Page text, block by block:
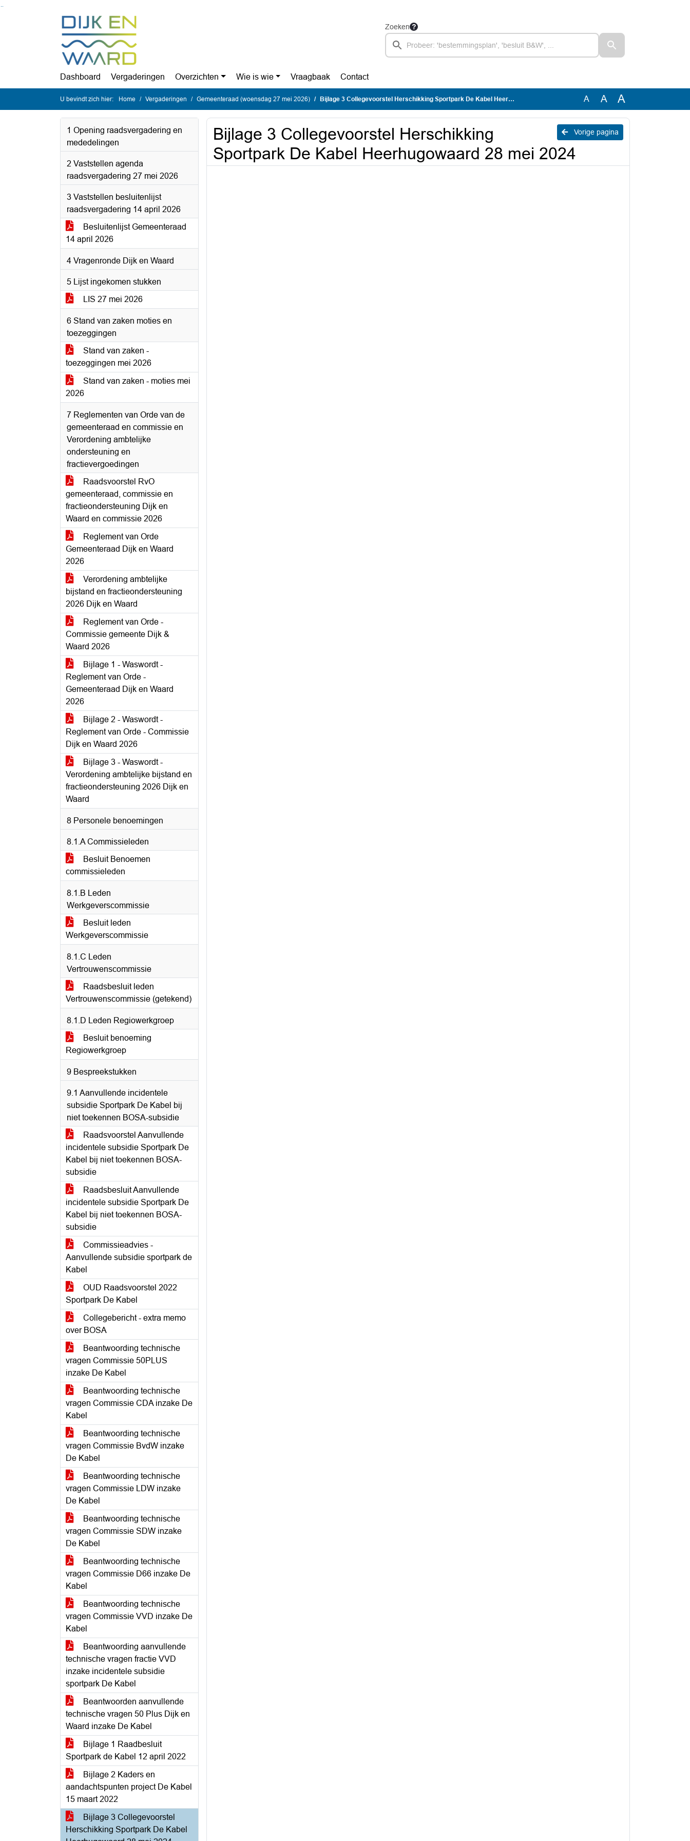
Zoeken
Dashboard Vergaderingen Overzichten Wie is wie Vraagbaak Contact
U bevindt zich hier: Home Vergaderingen Gemeenteraad (woensdag 27 mei 2026) Bijlage 3 Collegevoorstel Herschikking Sportpark De Kabel Heerhugowaard 28 mei 2024 A A A
1 Opening raadsvergadering en
mededelingen
2 Vaststellen agenda
raadsvergadering 27 mei 2026
3 Vaststellen besluitenlijst
raadsvergadering 14 april 2026
Besluitenlijst Gemeenteraad
14 april 2026
4 Vragenronde Dijk en Waard
5 Lijst ingekomen stukken
LIS 27 mei 2026
6 Stand van zaken moties en
toezeggingen
Stand van zaken -
toezeggingen mei 2026
Stand van zaken - moties mei
2026
7 Reglementen van Orde van de
gemeenteraad en commissie en
Verordening ambtelijke
ondersteuning en
fractievergoedingen
Raadsvoorstel RvO
gemeenteraad, commissie en
fractieondersteuning Dijk en
Waard en commissie 2026
Reglement van Orde
Gemeenteraad Dijk en Waard
2026
Verordening ambtelijke
bijstand en fractieondersteuning
2026 Dijk en Waard
Reglement van Orde -
Commissie gemeente Dijk &
Waard 2026
Bijlage 1 - Waswordt -
Reglement van Orde -
Gemeenteraad Dijk en Waard
2026
Bijlage 2 - Waswordt -
Reglement van Orde - Commissie
Dijk en Waard 2026
Bijlage 3 - Waswordt -
Verordening ambtelijke bijstand en
fractieondersteuning 2026 Dijk en
Waard
8 Personele benoemingen
8.1.A Commissieleden
Besluit Benoemen
commissieleden
8.1.B Leden
Werkgeverscommissie
Besluit leden
Werkgeverscommissie
8.1.C Leden
Vertrouwenscommissie
Raadsbesluit leden
Vertrouwenscommissie (getekend)
8.1.D Leden Regiowerkgroep
Besluit benoeming
Regiowerkgroep
9 Bespreekstukken
9.1 Aanvullende incidentele
subsidie Sportpark De Kabel bij
niet toekennen BOSA-subsidie
Raadsvoorstel Aanvullende
incidentele subsidie Sportpark De
Kabel bij niet toekennen BOSA-
subsidie
Raadsbesluit Aanvullende
incidentele subsidie Sportpark De
Kabel bij niet toekennen BOSA-
subsidie
Commissieadvies -
Aanvullende subsidie sportpark de
Kabel
OUD Raadsvoorstel 2022
Sportpark De Kabel
Collegebericht - extra memo
over BOSA
Beantwoording technische
vragen Commissie 50PLUS
inzake De Kabel
Beantwoording technische
vragen Commissie CDA inzake De
Kabel
Beantwoording technische
vragen Commissie BvdW inzake
De Kabel
Beantwoording technische
vragen Commissie LDW inzake
De Kabel
Beantwoording technische
vragen Commissie SDW inzake
De Kabel
Beantwoording technische
vragen Commissie D66 inzake De
Kabel
Beantwoording technische
vragen Commissie VVD inzake De
Kabel
Beantwoording aanvullende
technische vragen fractie VVD
inzake incidentele subsidie
sportpark De Kabel
Beantwoorden aanvullende
technische vragen 50 Plus Dijk en
Waard inzake De Kabel
Bijlage 1 Raadbesluit
Sportpark de Kabel 12 april 2022
Bijlage 2 Kaders en
aandachtspunten project De Kabel
15 maart 2022
Bijlage 3 Collegevoorstel
Herschikking Sportpark De Kabel
Vorige pagina
Bijlage 3 Collegevoorstel Herschikking
Sportpark De Kabel Heerhugowaard 28 mei 2024